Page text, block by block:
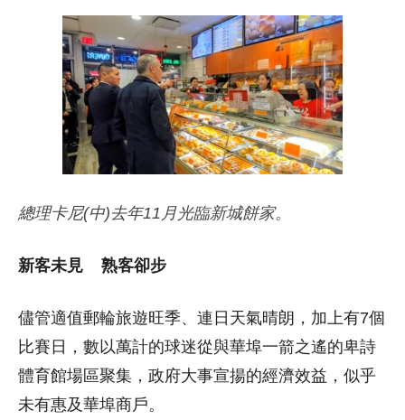
總理卡尼(中)去年11月光臨新城餅家。
新客未見 熟客卻步
儘管適值郵輪旅遊旺季、連日天氣晴朗，加上有7個
比賽日，數以萬計的球迷從與華埠一箭之遙的卑詩
體育館場區聚集，政府大事宣揚的經濟效益，似乎
未有惠及華埠商戶。